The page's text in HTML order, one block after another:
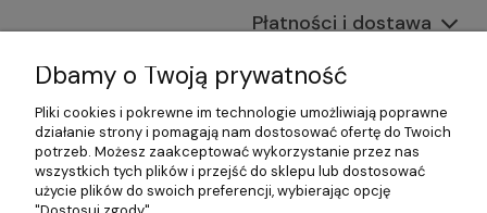
Płatności i dostawa
Informacje
O nas
Dbamy o Twoją prywatność
Pliki cookies i pokrewne im technologie umożliwiają poprawne
działanie strony i pomagają nam dostosować ofertę do Twoich
potrzeb. Możesz zaakceptować wykorzystanie przez nas
wszystkich tych plików i przejść do sklepu lub dostosować
użycie plików do swoich preferencji, wybierając opcję